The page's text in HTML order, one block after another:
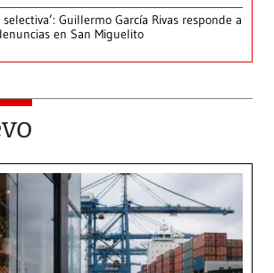
selectiva’: Guillermo García Rivas responde a
en San Miguelito